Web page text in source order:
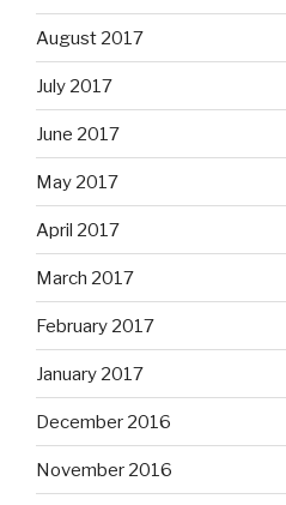
August 2017
July 2017
June 2017
May 2017
April 2017
March 2017
February 2017
January 2017
December 2016
November 2016